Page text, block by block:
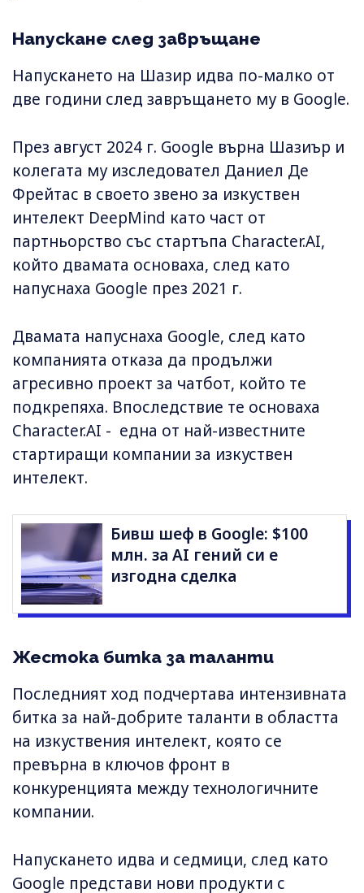
Напускане след завръщане
Напускането на Шазир идва по-малко от
две години след завръщането му в Google.
През август 2024 г. Google върна Шазиър и
колегата му изследовател Даниел Де
Фрейтас в своето звено за изкуствен
интелект DeepMind като част от
партньорство със стартъпа Character.AI,
който двамата основаха, след като
напуснаха Google през 2021 г.
Двамата напуснаха Google, след като
компанията отказа да продължи
агресивно проект за чатбот, който те
подкрепяха. Впоследствие те основаха
Character.AI - една от най-известните
стартиращи компании за изкуствен
интелект.
Бивш шеф в Google: $100
млн. за AI гений си е
изгодна сделка
Жестока битка за таланти
Последният ход подчертава интензивната
битка за най-добрите таланти в областта
на изкуствения интелект, която се
превърна в ключов фронт в
конкуренцията между технологичните
компании.
Напускането идва и седмици, след като
Google представи нови продукти с